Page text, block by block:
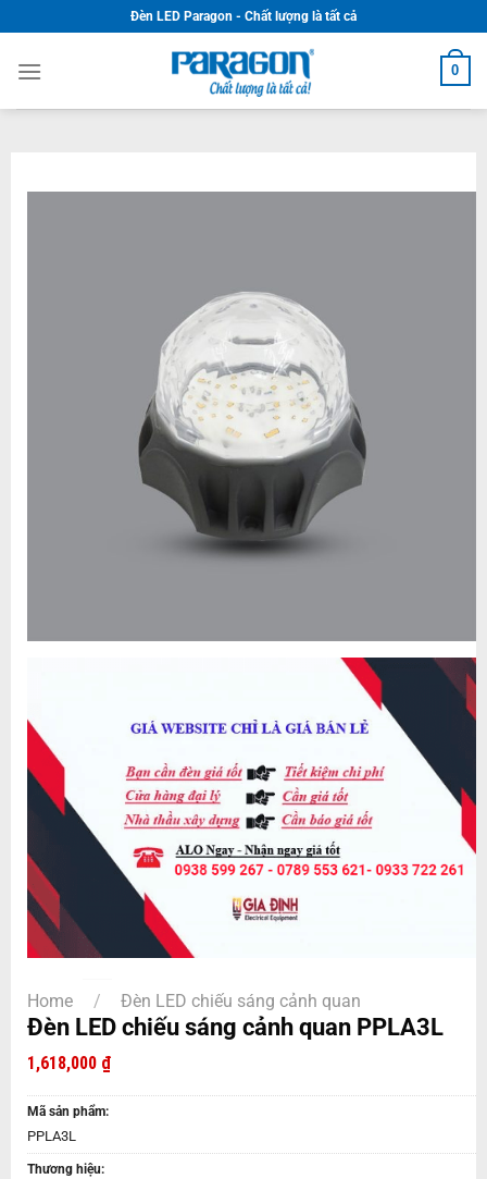
to
content
Đèn LED Paragon - Chất lượng là tất cả
0
Home / Đèn LED chiếu sáng cảnh quan
Đèn LED chiếu sáng cảnh quan PPLA3L
1,618,000 ₫
Mã sản phẩm:
PPLA3L
Thương hiệu: